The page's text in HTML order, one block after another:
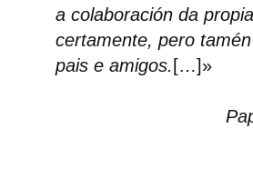
a colaboración da
certamente, pero
pais e amigos. […]»